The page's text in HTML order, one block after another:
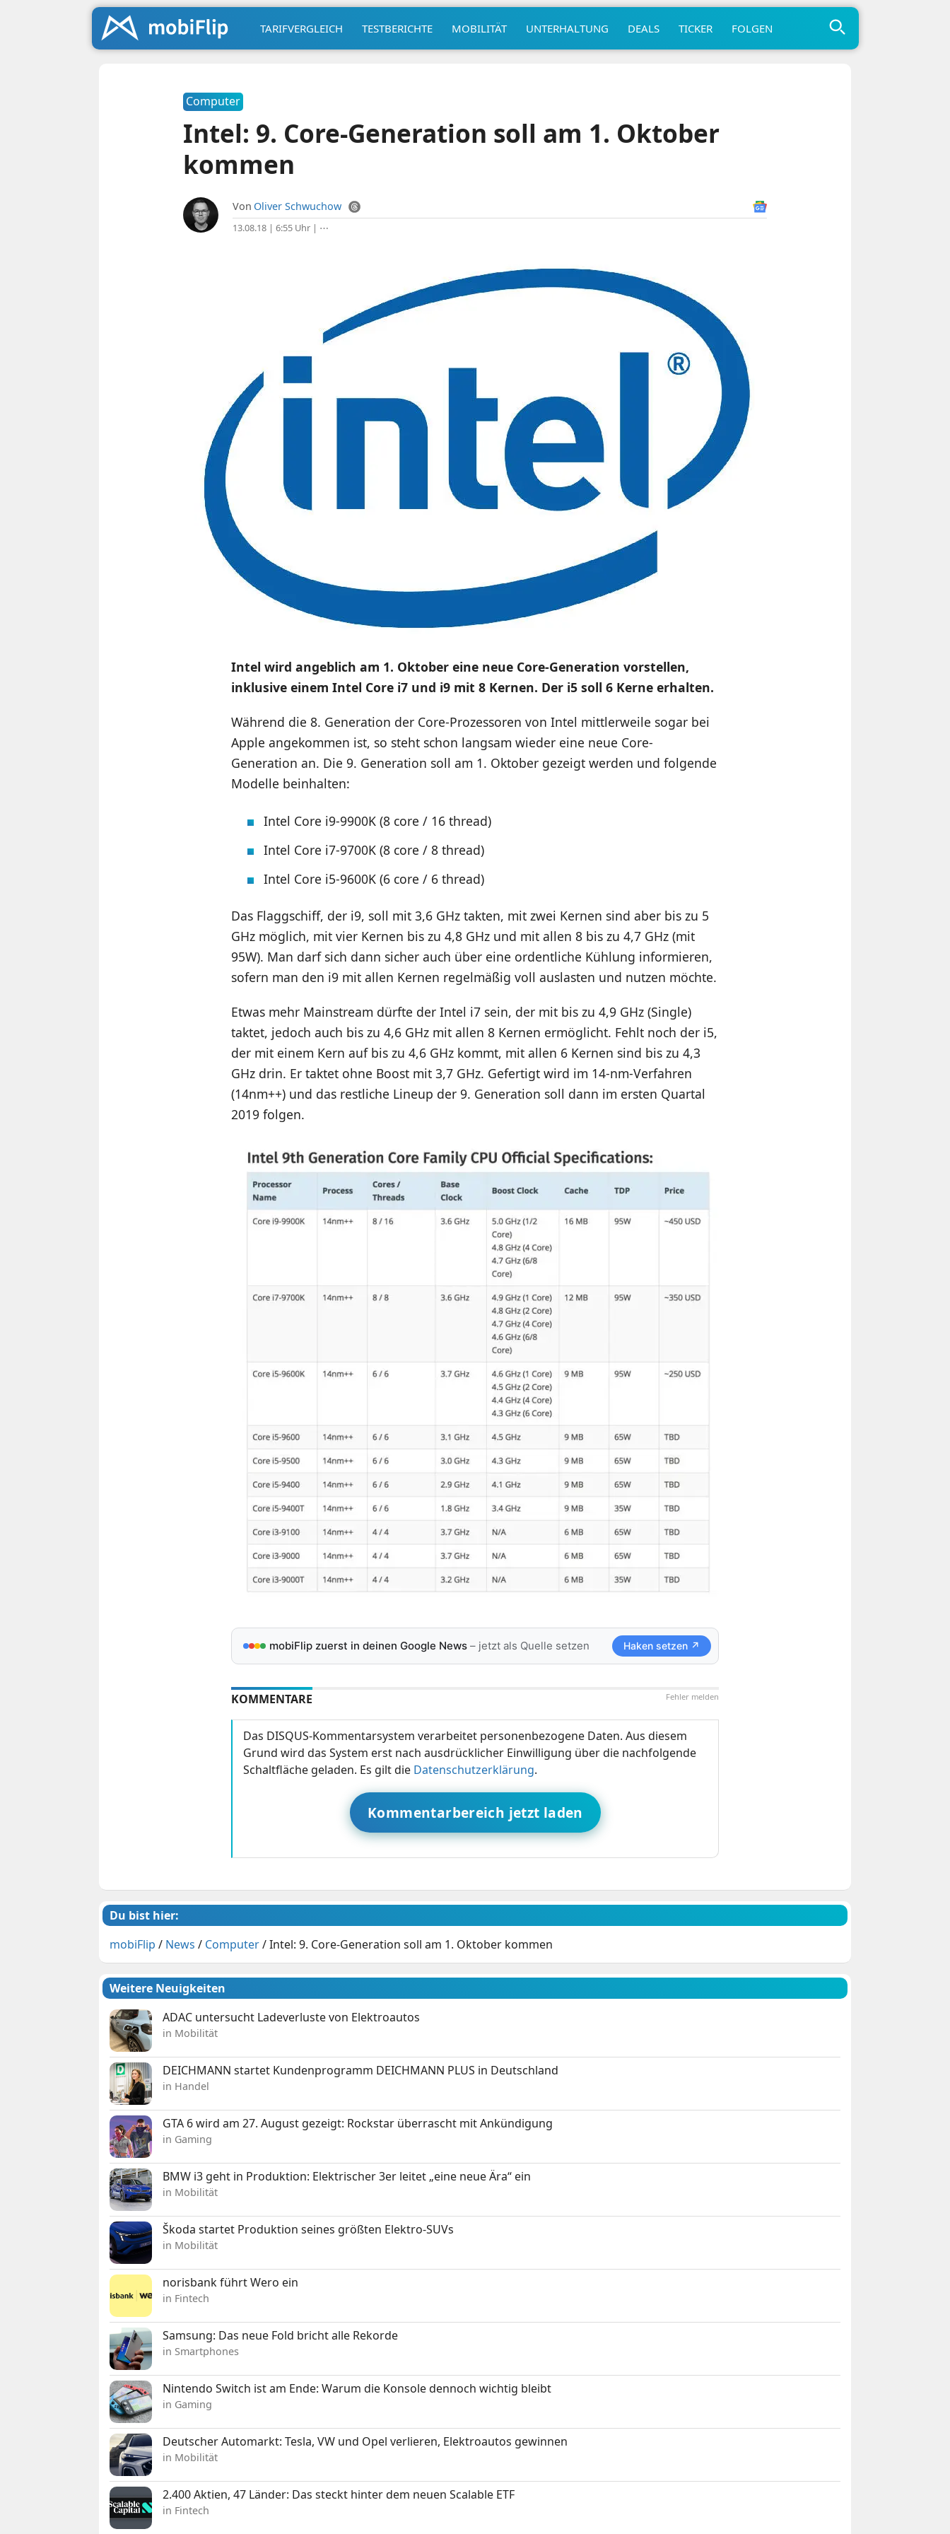
TARIFVERGLEICH TESTBERICHTE MOBILITÄT UNTERHALTUNG DEALS TICKER FOLGEN
Computer
Intel: 9. Core-Generation soll am 1. Oktober
kommen
Von Oliver Schwuchow
13.08.18 | 6:55 Uhr| ⋯
Intel wird angeblich am 1. Oktober eine neue Core-Generation vorstellen,
inklusive einem Intel Core i7 und i9 mit 8 Kernen. Der i5 soll 6 Kerne erhalten.
Während die 8. Generation der Core-Prozessoren von Intel mittlerweile sogar bei
Apple angekommen ist, so steht schon langsam wieder eine neue Core-
Generation an. Die 9. Generation soll am 1. Oktober gezeigt werden und folgende
Modelle beinhalten:
Intel Core i9-9900K (8 core / 16 thread)
Intel Core i7-9700K (8 core / 8 thread)
Intel Core i5-9600K (6 core / 6 thread)
Das Flaggschiff, der i9, soll mit 3,6 GHz takten, mit zwei Kernen sind aber bis zu 5
GHz möglich, mit vier Kernen bis zu 4,8 GHz und mit allen 8 bis zu 4,7 GHz (mit
95W). Man darf sich dann sicher auch über eine ordentliche Kühlung informieren,
sofern man den i9 mit allen Kernen regelmäßig voll auslasten und nutzen möchte.
Etwas mehr Mainstream dürfte der Intel i7 sein, der mit bis zu 4,9 GHz (Single)
taktet, jedoch auch bis zu 4,6 GHz mit allen 8 Kernen ermöglicht. Fehlt noch der i5,
der mit einem Kern auf bis zu 4,6 GHz kommt, mit allen 6 Kernen sind bis zu 4,3
GHz drin. Er taktet ohne Boost mit 3,7 GHz. Gefertigt wird im 14-nm-Verfahren
(14nm++) und das restliche Lineup der 9. Generation soll dann im ersten Quartal
2019 folgen.
mobiFlip zuerst in deinen Google News– jetzt als Quelle setzen Haken setzen ↗
Fehler melden
KOMMENTARE
Das DISQUS-Kommentarsystem verarbeitet personenbezogene Daten. Aus diesem
Grund wird das System erst nach ausdrücklicher Einwilligung über die nachfolgende
Schaltfläche geladen. Es gilt die Datenschutzerklärung.
Kommentarbereich jetzt laden
Du bist hier:
mobiFlip / News / Computer/Intel: 9. Core-Generation soll am 1. Oktober kommen
Weitere Neuigkeiten
ADAC untersucht Ladeverluste von Elektroautos
in Mobilität
DEICHMANN startet Kundenprogramm DEICHMANN PLUS in Deutschland
in Handel
GTA 6 wird am 27. August gezeigt: Rockstar überrascht mit Ankündigung
in Gaming
BMW i3 geht in Produktion: Elektrischer 3er leitet „eine neue Ära“ ein
in Mobilität
Škoda startet Produktion seines größten Elektro-SUVs
in Mobilität
norisbank führt Wero ein
in Fintech
Samsung: Das neue Fold bricht alle Rekorde
in Smartphones
Nintendo Switch ist am Ende: Warum die Konsole dennoch wichtig bleibt
in Gaming
Deutscher Automarkt: Tesla, VW und Opel verlieren, Elektroautos gewinnen
in Mobilität
2.400 Aktien, 47 Länder: Das steckt hinter dem neuen Scalable ETF
in Fintech